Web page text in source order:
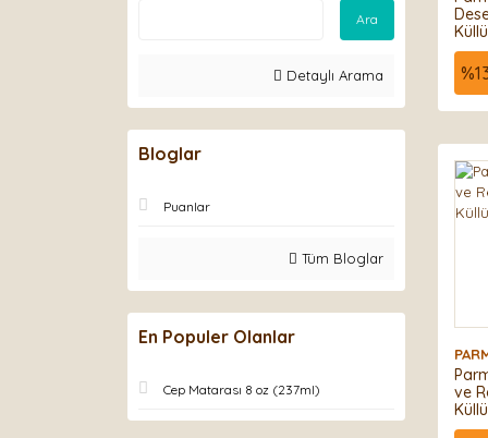
Ara
Detaylı Arama
Bloglar
Puanlar
Tüm Bloglar
En Populer Olanlar
Cep Matarası 8 oz (237ml)
%
ve